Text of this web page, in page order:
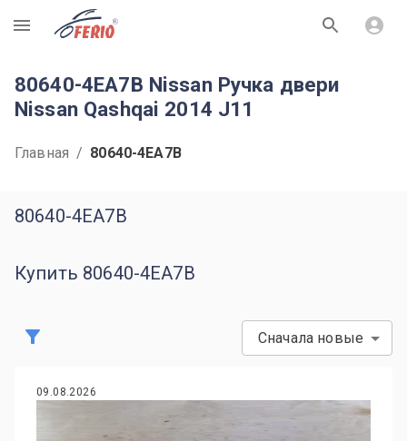
R
80640-4EA7B Nissan Ручка двери
Nissan Qashqai 2014 J11
Главная / 80640-4EA7B
80640-4EA7B
Купить 80640-4EA7B
Сначала новые
09.08.2026